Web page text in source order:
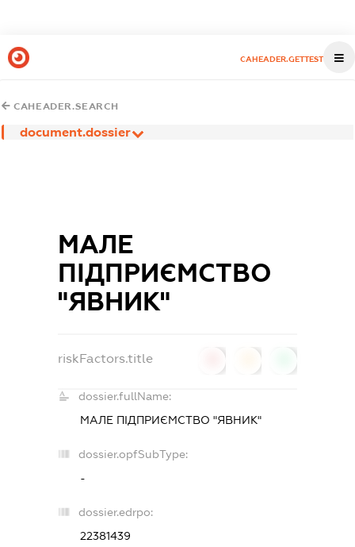
CAHEADER.GETTEST
CAHEADER.SEARCH
document.dossier
МАЛЕ
ПІДПРИЄМСТВО
"ЯВНИК"
riskFactors.title
dossier.fullName:
МАЛЕ ПІДПРИЄМСТВО "ЯВНИК"
dossier.opfSubType:
-
dossier.edrpo:
22381439